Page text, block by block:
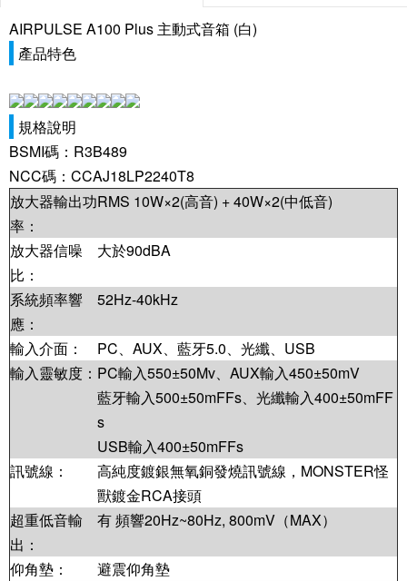
AIRPULSE A100 Plus 主動式音箱 (白)
產品特色
規格說明
BSMI碼：R3B489
NCC碼：CCAJ18LP2240T8
放大器輸出功
率：
RMS 10W×2(高音) + 40W×2(中低音)
放大器信噪
比：
大於90dBA
系統頻率響
應：
52Hz-40kHz
輸入介面：
PC、AUX、藍牙5.0、光纖、USB
輸入靈敏度： PC輸入550±50Mv、AUX輸入450±50mV
藍牙輸入500±50mFFs、光纖輸入400±50mFF
s
USB輸入400±50mFFs
訊號線：
高純度鍍銀無氧銅發燒訊號線，MONSTER怪
獸鍍金RCA接頭
超重低音輸
出：
有 頻響20Hz~80Hz, 800mV（MAX）
仰角墊：
避震仰角墊